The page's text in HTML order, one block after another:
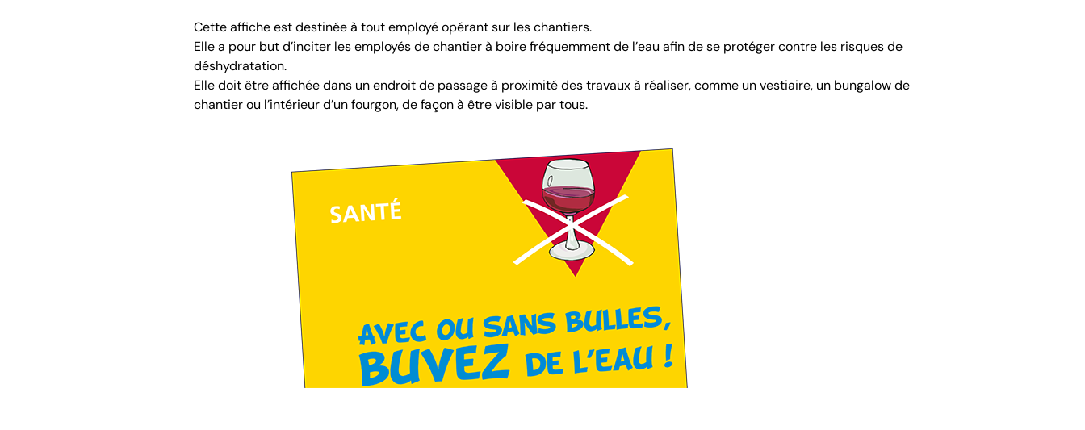
Cette affiche est destinée à tout employé opérant sur les chantiers.
Elle a pour but d’inciter les employés de chantier à boire fréquemment de l’eau afin de se protéger contre les risques de
déshydratation.
Elle doit être affichée dans un endroit de passage à proximité des travaux à réaliser, comme un vestiaire, un bungalow de
chantier ou l’intérieur d’un fourgon, de façon à être visible par tous.